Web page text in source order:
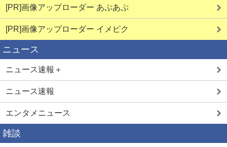
[PR]画像アップローダー あぷあぷ
[PR]画像アップローダー イメピク
ニュース
ニュース速報＋
ニュース速報
エンタメニュース
雑談